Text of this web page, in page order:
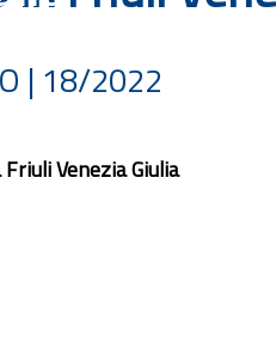
| 18/2022
Venezia Giulia